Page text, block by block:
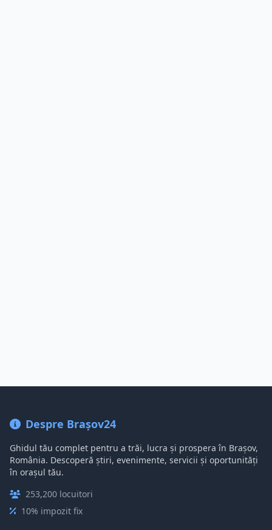
Despre Brașov24
Ghidul tău complet pentru a trăi, lucra și prospera în Brașov,
România. Descoperă știri, evenimente, servicii și oportunități
în orașul tău.
253,200 locuitori
10% impozit fix